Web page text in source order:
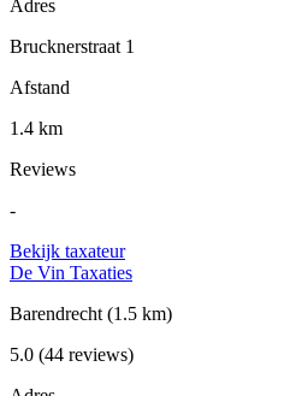
Adres
Brucknerstraat 1
Afstand
1.4 km
Reviews
-
Bekijk taxateur
De Vin Taxaties
Barendrecht (1.5 km)
5.0 (44 reviews)